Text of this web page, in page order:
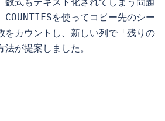
COUNTIFSを使ってコピー先のシー
をカウントし、新しい列で「残りの
が提案しました。